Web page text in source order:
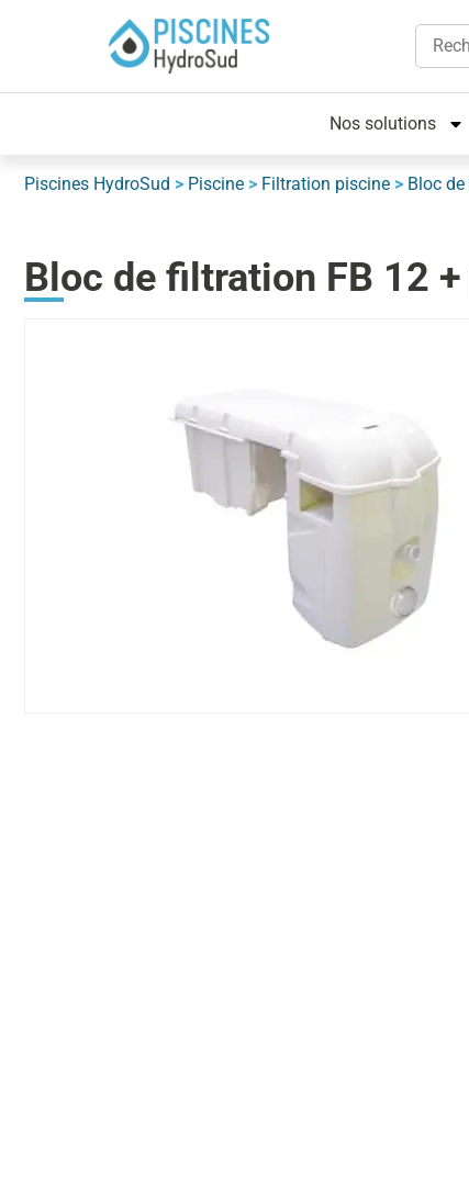
Nos solutions
Piscines HydroSud > Piscine > Filtration piscine > Bloc
Bloc de filtration FB 12